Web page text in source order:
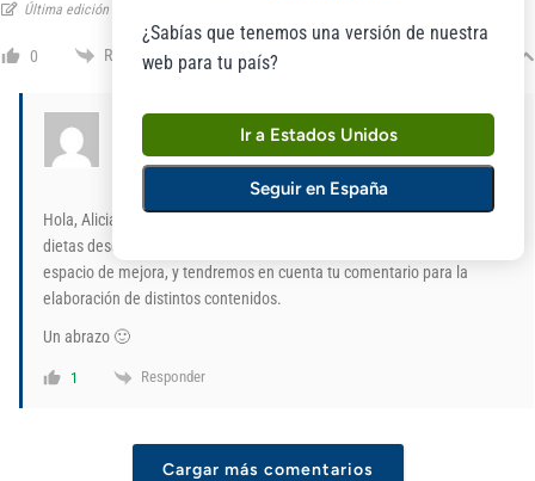
Última edición hecha 1 Año por Alicia
0 Responder
Laboratorios Niam Admin
En respuesta aAlicia
viernes, 4 de octubre de 2024 08:37
Hola, Alicia, gracias por tu sugerencia. Actualmente contamos con dos
dietas descargables para el colon irritable; sin embargo, siempre existe
espacio de mejora, y tendremos en cuenta tu comentario para la
elaboración de distintos contenidos.
Un abrazo 🙂
1 Responder
Cargar más comentarios
¿Sabías que tenemos una versión de nuestra
web para tu país?
Ir a Estados Unidos
Seguir en España